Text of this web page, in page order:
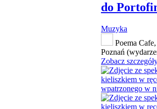
do
Muzyka
Poema
Poznań
Zobacz